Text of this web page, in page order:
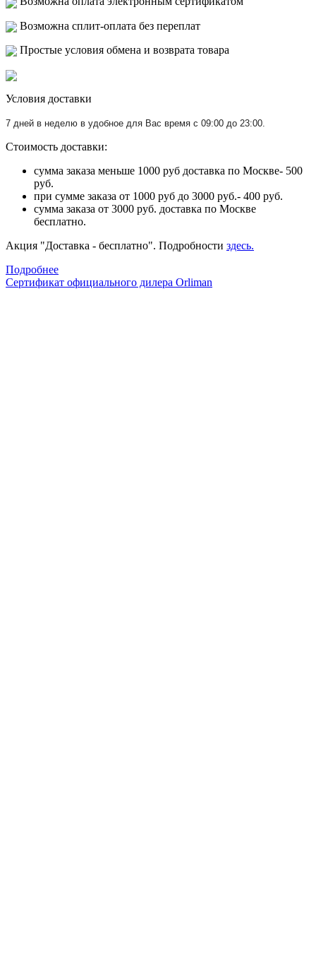
Возможна сплит-оплата без переплат
Простые условия обмена и возврата товара
Условия доставки
7 дней в неделю в удобное для Вас время с 09:00 до 23:00.
Стоимость доставки:
сумма заказа меньше 1000 руб доставка по Москве- 500
руб.
при сумме заказа от 1000 руб до 3000 руб.- 400 руб.
сумма заказа от 3000 руб. доставка по Москве
бесплатно.
Акция "Доставка - бесплатно". Подробности здесь.
Подробнее
Сертификат официального дилера Orliman